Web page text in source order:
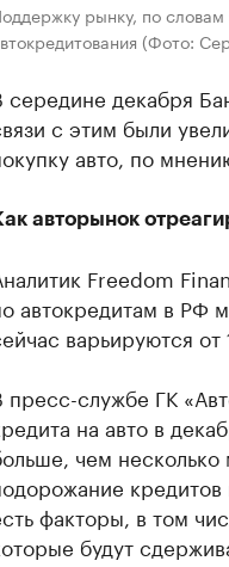
рынку, по
(Фото:
середине декабря
с этим были
авто, по
авторынок
Freedom
автокредитам в РФ
варьируются от
пресс-службе ГК
на авто в
чем несколько
факторы, в том
будут